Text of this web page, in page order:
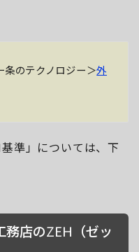
条のテクノロジー＞外
準」については、下
店のZEH（ゼッ